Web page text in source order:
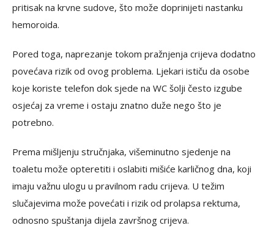
pritisak na krvne sudove, što može doprinijeti nastanku
hemoroida.
Pored toga, naprezanje tokom pražnjenja crijeva dodatno
povećava rizik od ovog problema. Ljekari ističu da osobe
koje koriste telefon dok sjede na WC šolji često izgube
osjećaj za vreme i ostaju znatno duže nego što je
potrebno.
Prema mišljenju stručnjaka, višeminutno sjedenje na
toaletu može opteretiti i oslabiti mišiće karličnog dna, koji
imaju važnu ulogu u pravilnom radu crijeva. U težim
slučajevima može povećati i rizik od prolapsa rektuma,
odnosno spuštanja dijela završnog crijeva.